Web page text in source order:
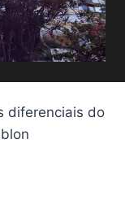
diferenciais do